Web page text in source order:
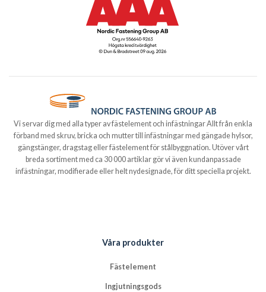
Vi servar dig med alla typer av fästelement och infästningar Allt från enkla
förband med skruv, bricka och mutter till infästningar med gängade hylsor,
gängstänger, dragstag eller fästelement för stålbyggnation. Utöver vårt
breda sortiment med ca 30 000 artiklar gör vi även kundanpassade
infästningar, modifierade eller helt nydesignade, för ditt speciella projekt.
Våra produkter
Fästelement
Ingjutningsgods